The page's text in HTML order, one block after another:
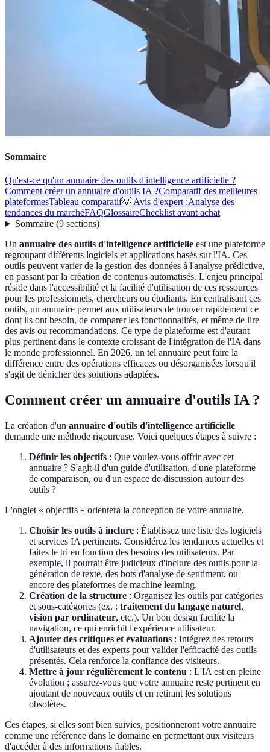
Sommaire
Qu'est-ce qu'un annuaire des outils d'intelligence artificielle ?
Comment créer un annuaire d'outils IA ?Comparatif des meilleures
plateformesTableau comparatif💡 Avis d'expert :Analyse des
tendances du marchéFAQGlossaireChecklist avant achat
Sommaire(9 sections)
Un annuaire des outils d'intelligence artificielle est une plateforme
regroupant différents logiciels et applications basés sur l'IA. Ces
outils peuvent varier de la gestion des données à l'analyse prédictive,
en passant par la création de contenus automatisés. L'enjeu principal
réside dans l'accessibilité et la facilité d'utilisation de ces ressources
pour les professionnels, chercheurs ou étudiants. En centralisant ces
outils, un annuaire permet aux utilisateurs de trouver rapidement ce
dont ils ont besoin, de comparer les fonctionnalités, et même de lire
des avis ou recommandations. Ce type de plateforme est d'autant
plus pertinent dans le contexte croissant de l'intégration de l'IA dans
le monde professionnel. En 2026, un tel annuaire peut faire la
différence entre des opérations efficaces ou désorganisées lorsqu'il
s'agit de dénicher des solutions adaptées.
Comment créer un annuaire d'outils IA ?
La création d'un annuaire d'outils d'intelligence artificielle
demande une méthode rigoureuse. Voici quelques étapes à suivre :
Définir les objectifs : Que voulez-vous offrir avec cet
annuaire ? S'agit-il d'un guide d'utilisation, d'une plateforme
de comparaison, ou d'un espace de discussion autour des
outils ?
L'onglet « objectifs » orientera la conception de votre annuaire.
Choisir les outils à inclure : Établissez une liste des logiciels
et services IA pertinents. Considérez les tendances actuelles et
faites le tri en fonction des besoins des utilisateurs. Par
exemple, il pourrait être judicieux d'inclure des outils pour la
génération de texte, des bots d'analyse de sentiment, ou
encore des plateformes de machine learning.
Création de la structure : Organisez les outils par catégories
et sous-catégories (ex. : traitement du langage naturel,
vision par ordinateur, etc.). Un bon design facilite la
navigation, ce qui enrichit l'expérience utilisateur.
Ajouter des critiques et évaluations : Intégrez des retours
d'utilisateurs et des experts pour valider l'efficacité des outils
présentés. Cela renforce la confiance des visiteurs.
Mettre à jour régulièrement le contenu : L'IA est en pleine
évolution ; assurez-vous que votre annuaire reste pertinent en
ajoutant de nouveaux outils et en retirant les solutions
obsolètes.
Ces étapes, si elles sont bien suivies, positionneront votre annuaire
comme une référence dans le domaine en permettant aux visiteurs
d'accéder à des informations fiables.